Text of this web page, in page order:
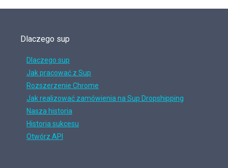
Dlaczego sup
Dlaczego sup
Jak pracować z Sup
Rozszerzenie Chrome
Jak realizować zamówienia na Sup Dropshipping
Nasza historia
Historia sukcesu
Otwórz API